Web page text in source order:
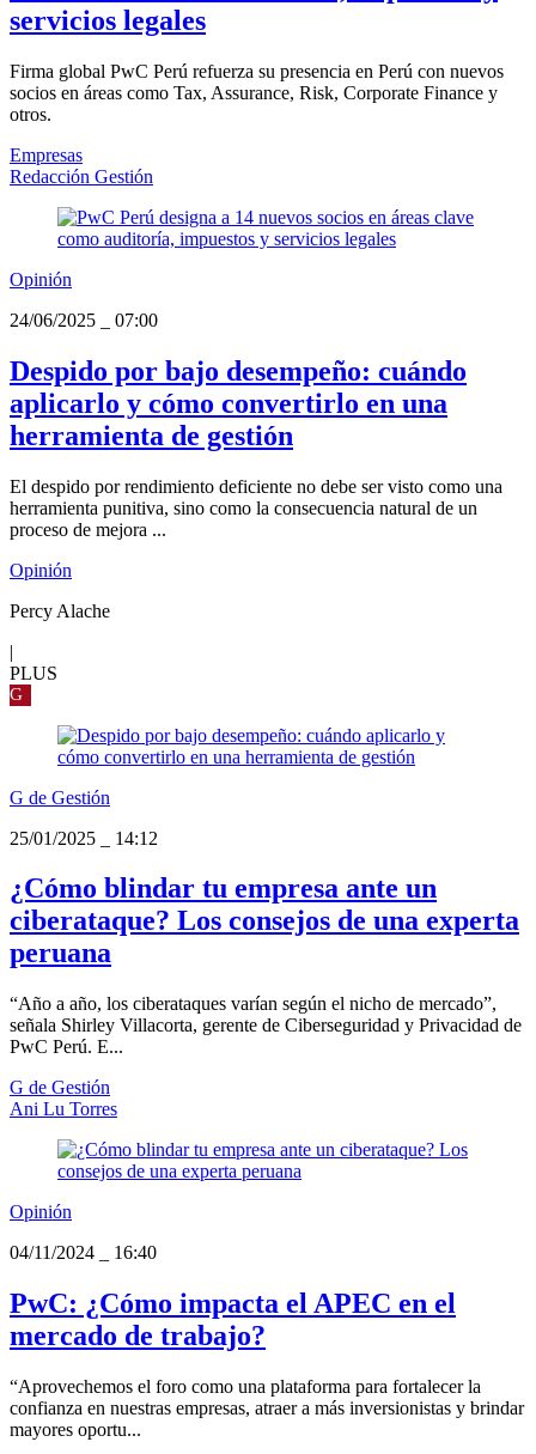
servicios legales
Firma global PwC Perú refuerza su presencia en Perú con nuevos
socios en áreas como Tax, Assurance, Risk, Corporate Finance y
otros.
Empresas
Redacción Gestión
Opinión
24/06/2025
07:00
Despido por bajo desempeño: cuándo
aplicarlo y cómo convertirlo en una
herramienta de gestión
El despido por rendimiento deficiente no debe ser visto como una
herramienta punitiva, sino como la consecuencia natural de un
proceso de mejora ...
Opinión
Percy Alache
|
PLUS
G
G de Gestión
25/01/2025
14:12
¿Cómo blindar tu empresa ante un
ciberataque? Los consejos de una experta
peruana
“Año a año, los ciberataques varían según el nicho de mercado”,
señala Shirley Villacorta, gerente de Ciberseguridad y Privacidad de
PwC Perú. E...
G de Gestión
Ani Lu Torres
Opinión
04/11/2024
16:40
PwC: ¿Cómo impacta el APEC en el
mercado de trabajo?
“Aprovechemos el foro como una plataforma para fortalecer la
confianza en nuestras empresas, atraer a más inversionistas y brindar
mayores oportu...